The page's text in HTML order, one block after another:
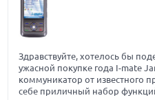
Здравствуйте, хотелось бы
ужасной покупке года I-mate
коммуникатор от известного
себе приличный набор